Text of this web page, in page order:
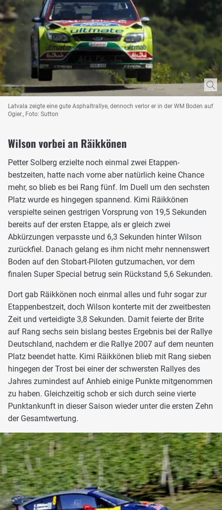
Latvala zeigte eine gute Asphaltrallye, dennoch verlor er in der WM Boden auf
Ogier., Foto: Sutton
Wilson vorbei an Räikkönen
Petter Solberg erzielte noch einmal zwei Etappen-
bestzeiten, hatte nach vorne aber natürlich keine Chance
mehr, so blieb es bei Rang fünf. Im Duell um den sechsten
Platz wurde es hingegen spannend. Kimi Räikkönen
verspielte seinen gestrigen Vorsprung von 19,5 Sekunden
bereits auf der ersten Etappe, als er gleich zwei
Abkürzungen verpasste und 6,3 Sekunden hinter Wilson
zurückfiel. Danach gelang es ihm nicht mehr nennenswert
Boden auf den Stobart-Piloten gutzumachen, vor dem
finalen Super Special betrug sein Rückstand 5,6 Sekunden.
Dort gab Räikkönen noch einmal alles und fuhr sogar zur
Etappenbestzeit, doch Wilson konterte mit der zweitbesten
Zeit und verteidigte 3,8 Sekunden. Damit feierte der Brite
auf Rang sechs sein bislang bestes Ergebnis bei der Rallye
Deutschland, nachdem er die Rallye 2007 auf dem neunten
Platz beendet hatte. Kimi Räikkönen blieb mit Rang sieben
hingegen der Trost bei einer der schwersten Rallyes des
Jahres zumindest auf Anhieb einige Punkte mitgenommen
zu haben. Gleichzeitig schob er sich durch seine vierte
Punktankunft in dieser Saison wieder unter die ersten Zehn
der Gesamtwertung.